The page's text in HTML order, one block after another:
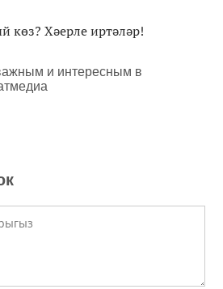
көз? Хәерле иртәләр!
и интересным в